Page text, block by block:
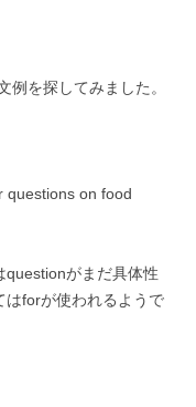
を探してみました。
questions on food
questionがまだ具体性
はforが使われるようで